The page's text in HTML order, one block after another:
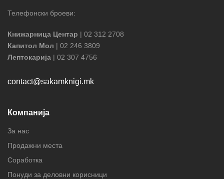
Телефонски броеви:
Книжарница Центар | 02 312 2708
Капитол Мол | 02 246 3809
Лептокарија | 02 307 4756
contact@sakamknigi.mk
Компанија
За нас
Продажни места
Соработка
Понуди за деловни корисници